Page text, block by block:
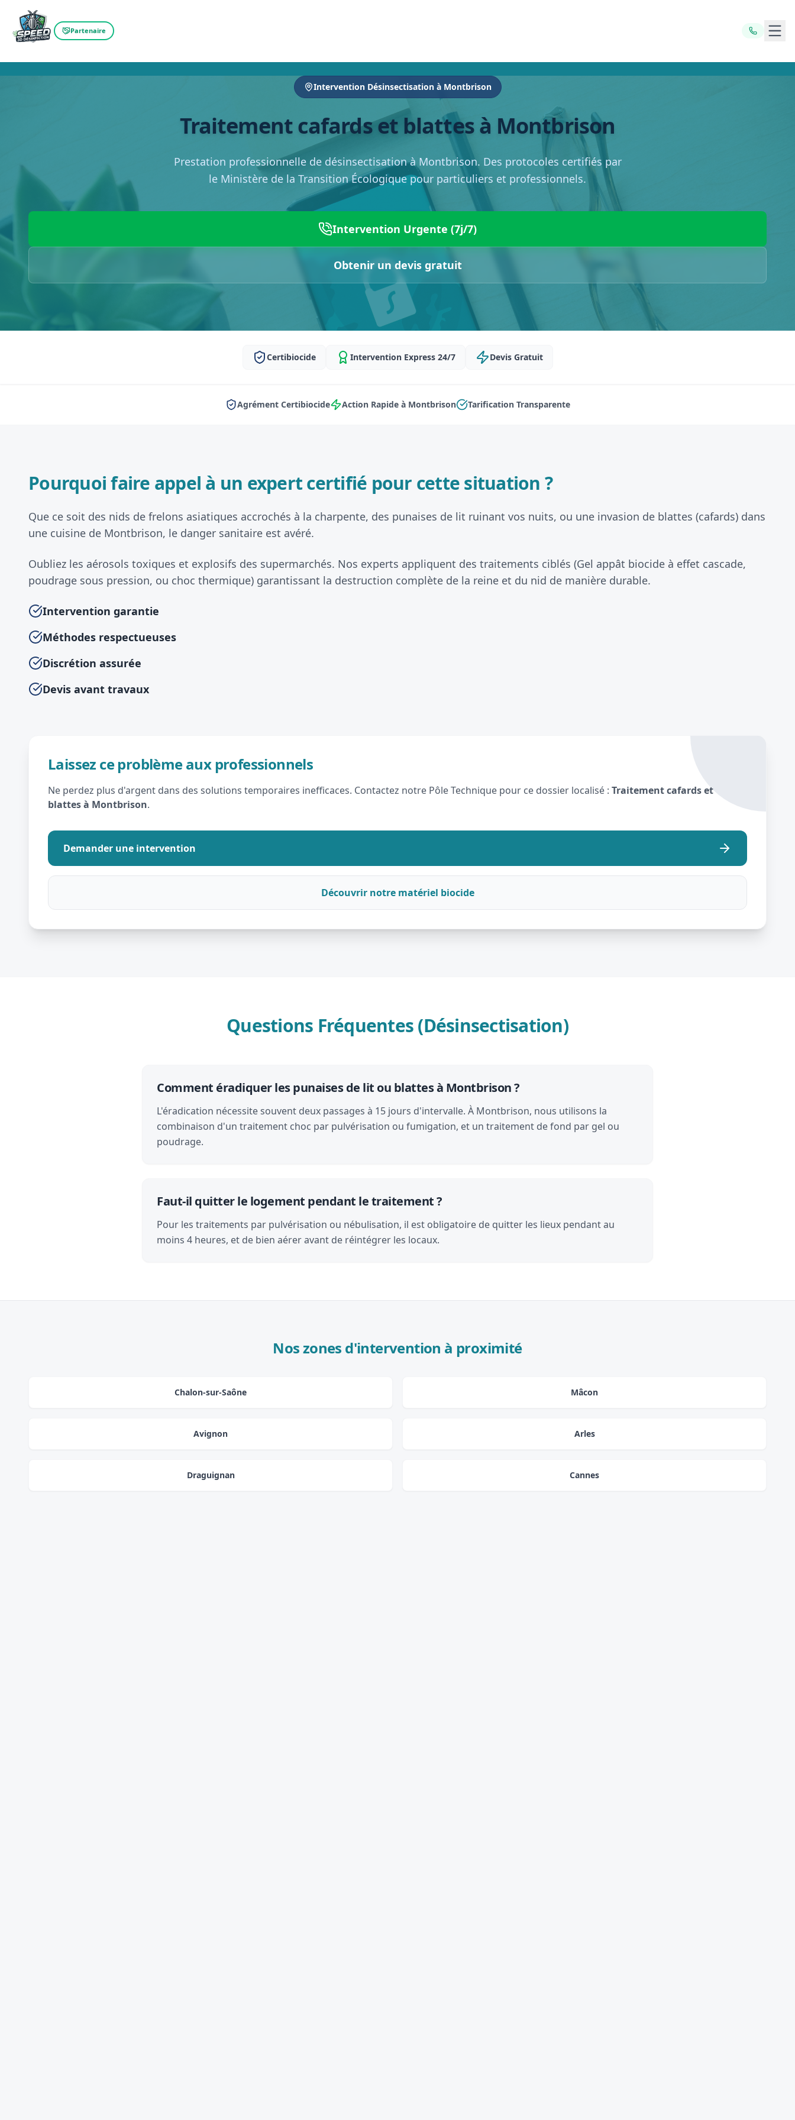
Partenaire
Intervention Désinsectisation à Montbrison
Traitement cafards et blattes à Montbrison
Prestation professionnelle de désinsectisation à Montbrison. Des protocoles certifiés par
le Ministère de la Transition Écologique pour particuliers et professionnels.
Intervention Urgente (7j/7)
Obtenir un devis gratuit
Certibiocide Intervention Express 24/7 Devis Gratuit
Agrément Certibiocide Action Rapide à Montbrison Tarification Transparente
Pourquoi faire appel à un expert certifié pour cette situation ?
Que ce soit des nids de frelons asiatiques accrochés à la charpente, des punaises de lit ruinant vos nuits, ou une invasion de blattes (cafards) dans
une cuisine de Montbrison, le danger sanitaire est avéré.
Oubliez les aérosols toxiques et explosifs des supermarchés. Nos experts appliquent des traitements ciblés (Gel appât biocide à effet cascade,
poudrage sous pression, ou choc thermique) garantissant la destruction complète de la reine et du nid de manière durable.
Intervention garantie
Méthodes respectueuses
Discrétion assurée
Devis avant travaux
Laissez ce problème aux professionnels
Ne perdez plus d'argent dans des solutions temporaires inefficaces. Contactez notre Pôle Technique pour ce dossier localisé : Traitement cafards et
blattes à Montbrison.
Demander une intervention
Découvrir notre matériel biocide
Questions Fréquentes (Désinsectisation)
Comment éradiquer les punaises de lit ou blattes à Montbrison ?
L'éradication nécessite souvent deux passages à 15 jours d'intervalle. À Montbrison, nous utilisons la
combinaison d'un traitement choc par pulvérisation ou fumigation, et un traitement de fond par gel ou
poudrage.
Faut-il quitter le logement pendant le traitement ?
Pour les traitements par pulvérisation ou nébulisation, il est obligatoire de quitter les lieux pendant au
moins 4 heures, et de bien aérer avant de réintégrer les locaux.
Nos zones d'intervention à proximité
Chalon-sur-Saône Mâcon
Avignon Arles
Draguignan Cannes